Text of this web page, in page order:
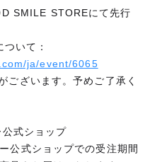
SMILE STOREにて先行
いて：
ja/event/6065
ございます。予めご了承く
式ショップ
公式ショップでの受注期間